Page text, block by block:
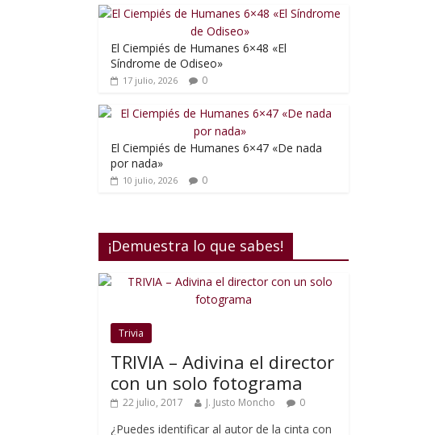
El Ciempiés de Humanes 6×48 «El
Síndrome de Odiseo»
17 julio, 2026 0
El Ciempiés de Humanes 6×47 «De nada
por nada»
10 julio, 2026 0
¡Demuestra lo que sabes!
Trivia
TRIVIA – Adivina el director
con un solo fotograma
22 julio, 2017 J. Justo Moncho 0
¿Puedes identificar al autor de la cinta con